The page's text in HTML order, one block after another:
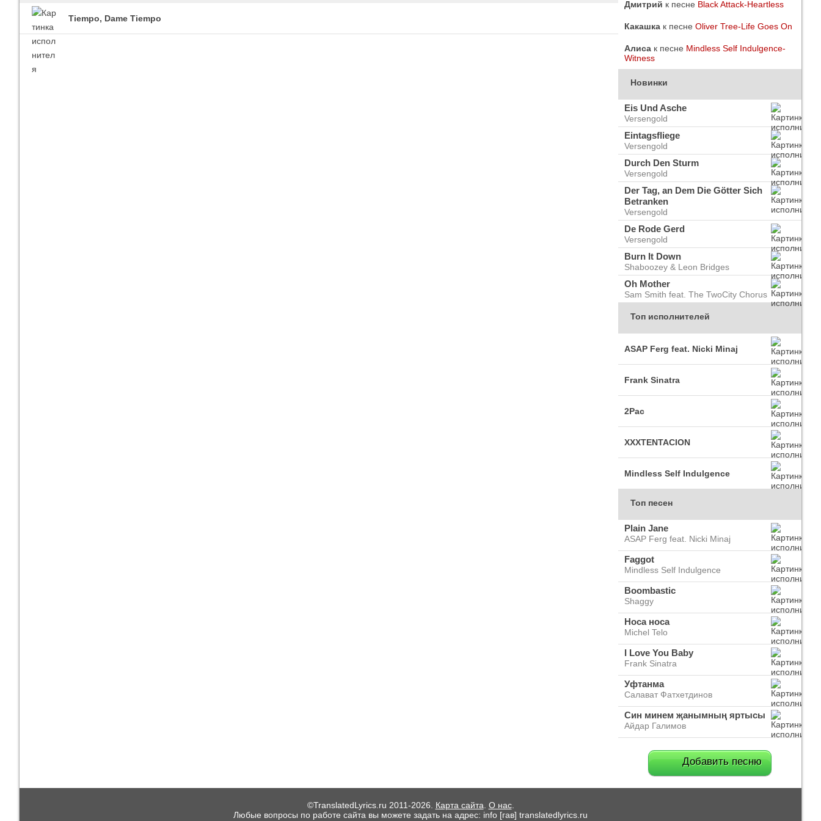
Tiempo, Dame Tiempo
Дмитрий к песне Black Attack-Heartless
Какашка к песне Oliver Tree-Life Goes On
Алиса к песне Mindless Self Indulgence-
Witness
Новинки
Eis Und Asche
Versengold
Eintagsfliege
Versengold
Durch Den Sturm
Versengold
Der Tag, an Dem Die Götter Sich
Betranken
Versengold
De Rode Gerd
Versengold
Burn It Down
Shaboozey & Leon Bridges
Oh Mother
Sam Smith feat. The TwoCity Chorus
Топ исполнителей
ASAP Ferg feat. Nicki Minaj
Frank Sinatra
2Pac
XXXTENTACION
Mindless Self Indulgence
Топ песен
Plain Jane
ASAP Ferg feat. Nicki Minaj
Faggot
Mindless Self Indulgence
Boombastic
Shaggy
Носа носа
Michel Telo
I Love You Baby
Frank Sinatra
Уфтанма
Салават Фатхетдинов
Син минем җанымның яртысы
Айдар Галимов
Добавить песню
©TranslatedLyrics.ru 2011-2026. Карта сайта О нас.
Любые вопросы по работе сайта вы можете задать на адрес: info [гав] translatedlyrics.ru